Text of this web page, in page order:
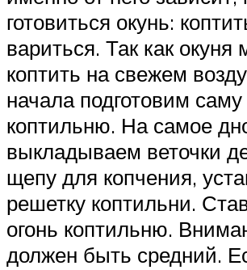
готовиться окунь:
вариться. Так как
коптить на свежем
начала подготовим саму
коптильню. На самое
выкладываем веточки
щепу для копчения,
решетку коптильни.
огонь коптильню.
должен быть средний.